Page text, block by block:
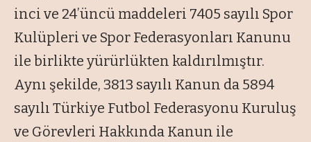
inci ve 24’üncü maddeleri 7405 sayılı Spor
Kulüpleri ve Spor Federasyonları Kanunu
ile birlikte yürürlükten kaldırılmıştır.
Aynı şekilde, 3813 sayılı Kanun da 5894
sayılı Türkiye Futbol Federasyonu Kuruluş
ve Görevleri Hakkında Kanun ile